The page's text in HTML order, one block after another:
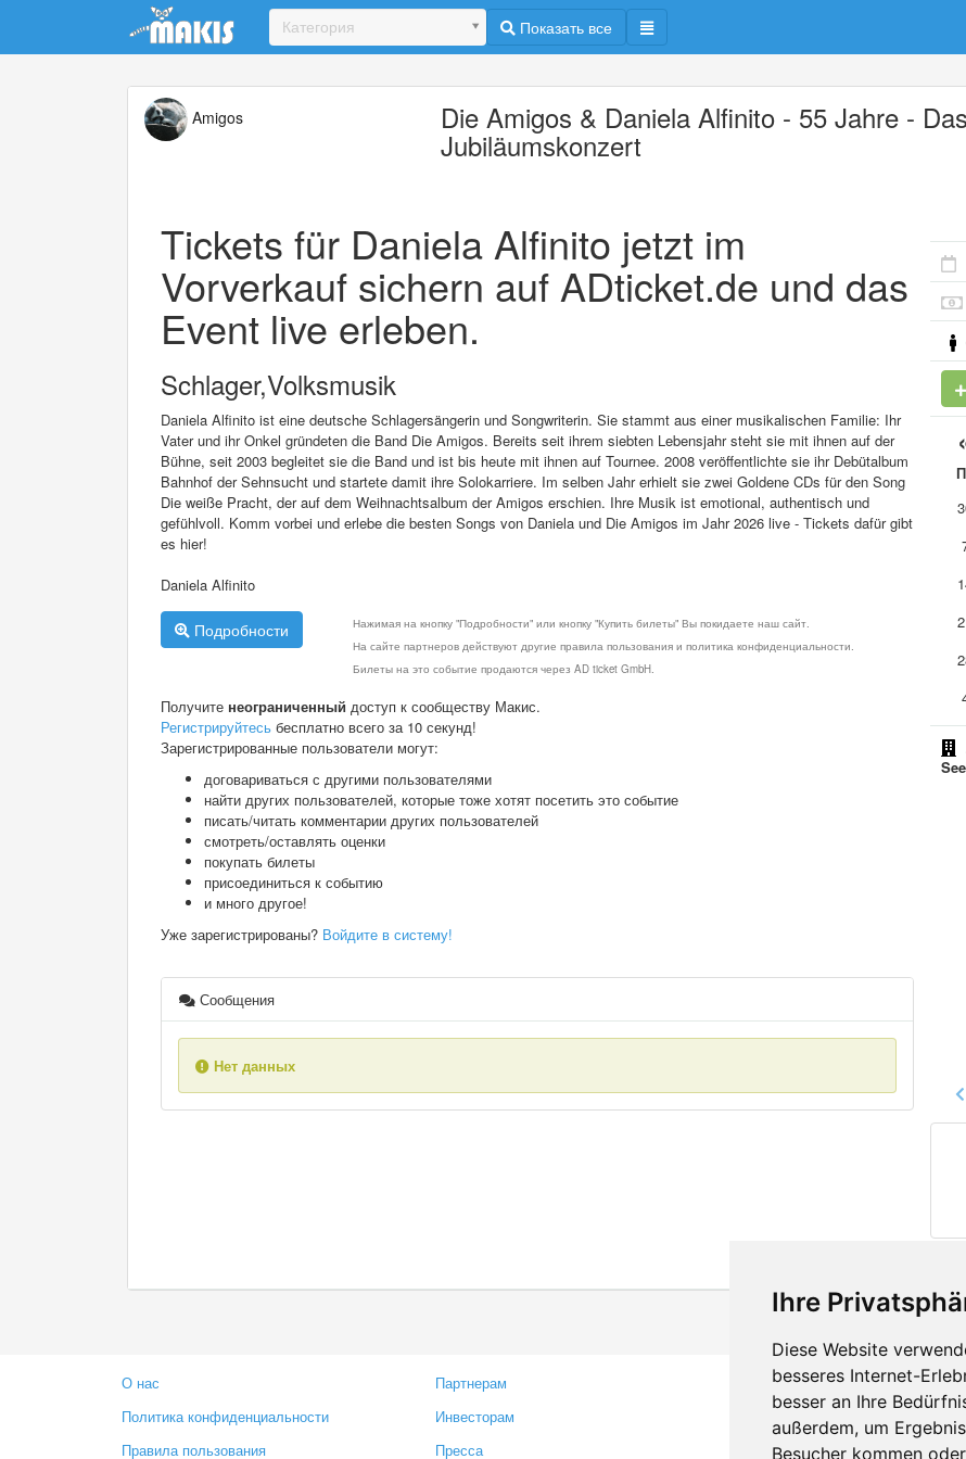
Ihre
Diese Website
besseres Internet-
besser an Ihre
außerdem, um
Besucher kommen
Update cookies preferences
Категория Показать все
Amigos Die Amigos & Daniela Alfinito - 55 Jahre - Das
Jubiläumskonzert
Tickets für Daniela Alfinito jetzt im
Vorverkauf sichern auf ADticket.de und das
Event live erleben.
Schlager,Volksmusik
Daniela Alfinito ist eine deutsche Schlagersängerin und Songwriterin. Sie stammt aus einer musikalischen Familie: Ihr
Vater und ihr Onkel gründeten die Band Die Amigos. Bereits seit ihrem siebten Lebensjahr steht sie mit ihnen auf der
Bühne, seit 2003 begleitet sie die Band und ist bis heute mit ihnen auf Tournee. 2008 veröffentlichte sie ihr Debütalbum
Bahnhof der Sehnsucht und startete damit ihre Solokarriere. Im selben Jahr erhielt sie zwei Goldene CDs für den Song
Die weiße Pracht, der auf dem Weihnachtsalbum der Amigos erschien. Ihre Musik ist emotional, authentisch und
gefühlvoll. Komm vorbei und erlebe die besten Songs von Daniela und Die Amigos im Jahr 2026 live - Tickets dafür gibt
es hier!
Daniela Alfinito
Подробности
Нажимая на кнопку "Подробности" или кнопку "Купить билеты" Вы покидаете наш сайт.
На сайте партнеров действуют другие правила пользования и политика конфиденциальности.
Билеты на это событие продаются через AD ticket GmbH.
Получите неограниченный доступ к сообществу Макис.
Регистрируйтесь бесплатно всего за 10 секунд!
Зарегистрированные пользователи могут:
договариваться с другими пользователями
найти других пользователей, которые тоже хотят посетить это событие
писать/читать комментарии других пользователей
смотреть/оставлять оценки
покупать билеты
присоединиться к событию
и много другое!
Уже зарегистрированы? Войдите в систему!
Сообщения
Нет данных
О нас
Политика конфиденциальности
Правила пользования
Партнерам
Инвесторам
Пресса
Контакты
Оставить отзыв
Сообщить об ошибке